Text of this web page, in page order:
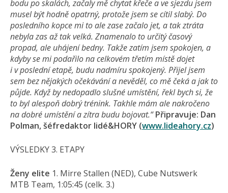
bodu po skalách, začaly mě chytat křeče a ve sjezdu jsem
musel být hodně opatrný, protože jsem se cítil slabý. Do
posledního kopce mi to ale zase začalo jet, a tak ztráta
nebyla zas až tak velká. Znamenalo to určitý časový
propad, ale uhájení bedny. Takže zatím jsem spokojen, a
kdyby se mi podařilo na celkovém třetím místě dojet
i v poslední etapě, budu nadmíru spokojený. Přijel jsem
sem bez nějakých očekávání a nevěděl, co mě čeká a jak to
půjde. Když by nedopadlo slušné umístění, řekl bych si, že
to byl alespoň dobrý trénink. Takhle mám ale nakročeno
na dobré umístění a zítra budu bojovat.“ Připravuje: Dan
Polman, šéfredaktor lidé&HORY (www.lideahory.cz)
VÝSLEDKY 3. ETAPY
Ženy elite 1. Mirre Stallen (NED), Cube Nutswerk
MTB Team, 1:05:45 (celk. 3.)